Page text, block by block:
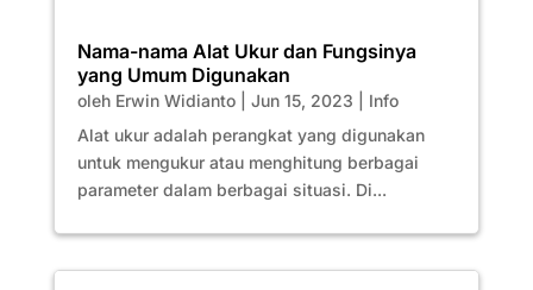
Nama-nama Alat Ukur dan Fungsinya
yang Umum Digunakan
oleh Erwin Widianto| Jun 15, 2023
Info
Alat ukur adalah perangkat yang digunakan
untuk mengukur atau menghitung berbagai
parameter dalam berbagai situasi. Di...